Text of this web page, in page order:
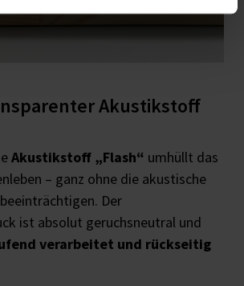
Akustikstoff
Akustikstoff „Flash“ umhüllt das
– ganz ohne die akustische
Der
ist absolut geruchsneutral und
verarbeitet und rückseitig